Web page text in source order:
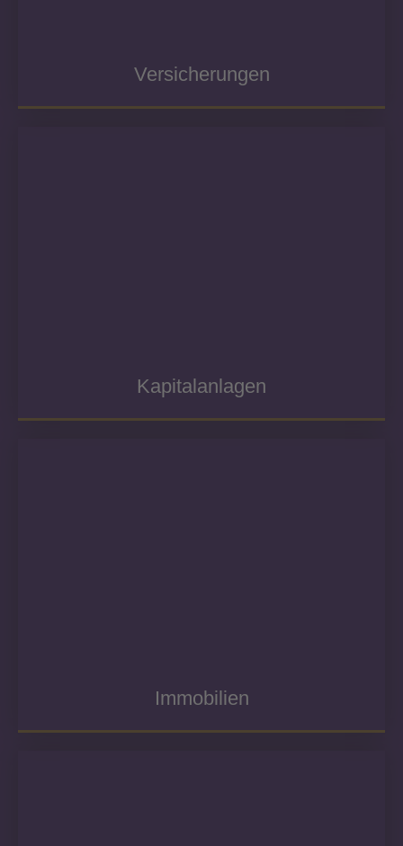
Versicherungen
Kapitalanlagen
Immobilien